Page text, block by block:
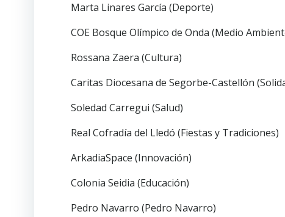
Marta Linares García (Deporte)
COE Bosque Olímpico de Onda (Medio
Rossana Zaera (Cultura)
Caritas Diocesana de Segorbe-Castellón
Soledad Carregui (Salud)
Real Cofradía del Lledó (Fiestas y Tradiciones)
ArkadiaSpace (Innovación)
Colonia Seidia (Educación)
Pedro Navarro (Pedro Navarro)